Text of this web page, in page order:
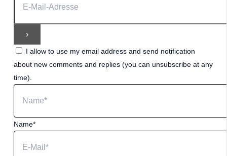
I allow to use my email address and send notification
about new comments and replies (you can unsubscribe at any
time).
Name*